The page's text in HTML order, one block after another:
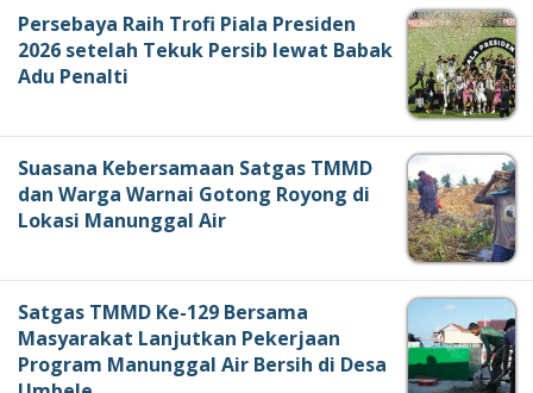
Persebaya Raih Trofi Piala Presiden
2026 setelah Tekuk Persib lewat Babak
Adu Penalti
Suasana Kebersamaan Satgas TMMD
dan Warga Warnai Gotong Royong di
Lokasi Manunggal Air
Satgas TMMD Ke-129 Bersama
Masyarakat Lanjutkan Pekerjaan
Program Manunggal Air Bersih di Desa